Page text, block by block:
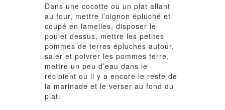
Dans une cocotte ou un plat allant
au four, mettre l’oignon épluché et
coupé en lamelles, disposer le
poulet dessus, mettre les petites
pommes de terres épluchés autour,
saler et poivrer les pommes terre,
mettre un peu d’eau dans le
récipient ou il y a encore le reste de
la marinade et le verser au fond du
plat.